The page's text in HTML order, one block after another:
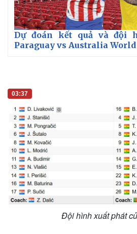
Thể thao
Bóng đá
Lịch thi đấu bóng đá
Ô tô
Ô tô
Xe
Dự đoán kết quả và đội
03:37